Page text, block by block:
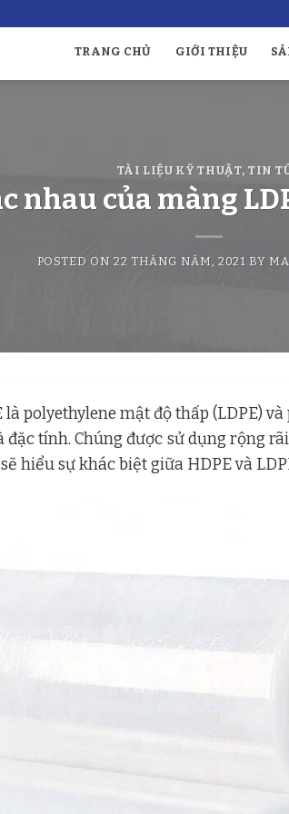
TRANG CHỦ GIỚI THIỆU
TÀI LIỆU KỸ THUẬT, TIN
nhau của màng
POSTED ON 22 THÁNG NĂM, 2021 BY
polyethylene mật độ thấp (LDPE)
tính. Chúng được sử dụng rộng
hiểu sự khác biệt giữa HDPE và